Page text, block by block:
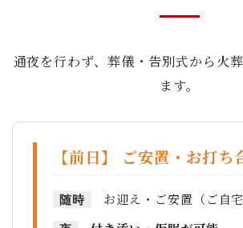
通夜を行わず、葬儀・告別式から火
ます。
【前日】 ご安置・お打ち
随時 お迎え・ご安置（ご自